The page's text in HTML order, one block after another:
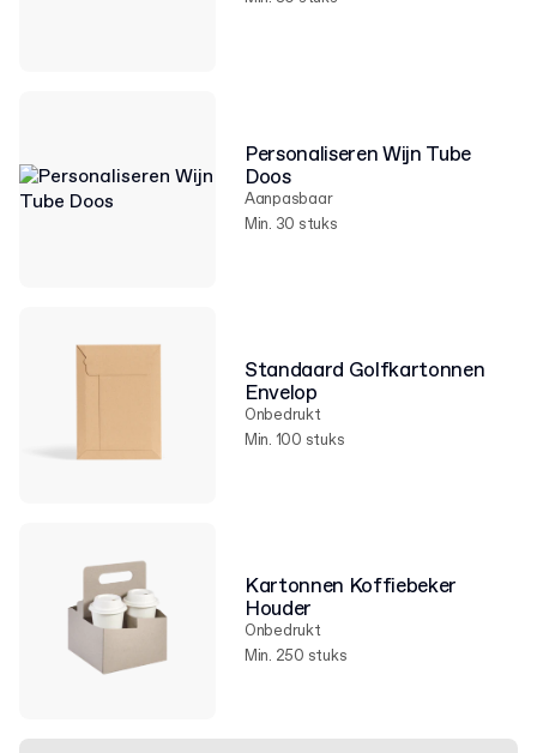
Personaliseren Wijn Tube
Doos
Aanpasbaar
Min. 30 stuks
Standaard Golfkartonnen
Envelop
Onbedrukt
Min. 100 stuks
Kartonnen Koffiebeker
Houder
Onbedrukt
Min. 250 stuks